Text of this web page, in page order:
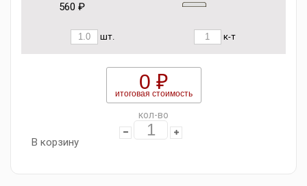
560 ₽
шт. к-т
0 ₽
итоговая стоимость
кол-во
В корзину